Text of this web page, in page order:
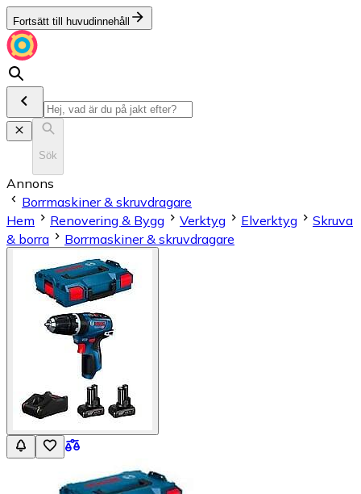
Fortsätt till huvudinnehåll
Sök
Annons
Borrmaskiner & skruvdragare
Hem
Renovering & Bygg Verktyg Elverktyg
Skruva
& borra
Borrmaskiner & skruvdragare